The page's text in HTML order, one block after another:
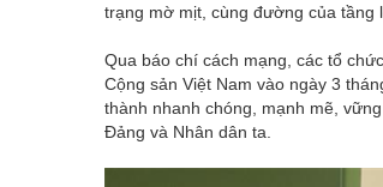
trạng mờ mịt, cùng đường của tầng
Qua báo chí cách mạng, các tổ
Cộng sản Việt Nam vào ngày 3
thành nhanh chóng, mạnh mẽ,
Đảng và Nhân dân ta.